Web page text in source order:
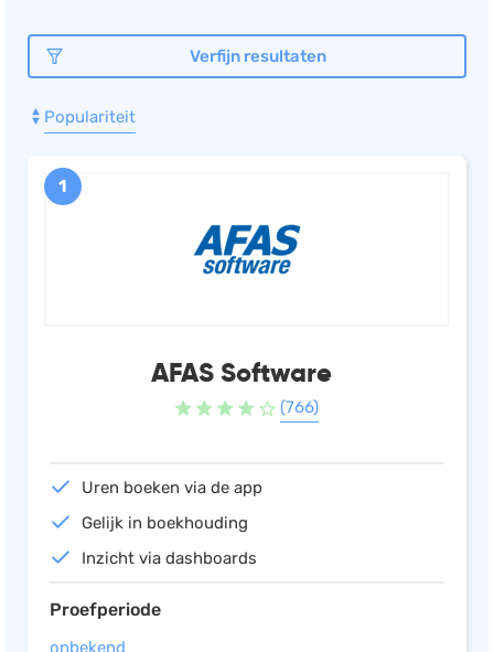
Kassa
ERP
Rapportage
PSP
Marketing automation
Chat
Helpdesk
Verfijn resultaten
Populariteit
1
AFAS Software
(766)
Uren boeken via de app
Gelijk in boekhouding
Inzicht via dashboards
Proefperiode
onbekend